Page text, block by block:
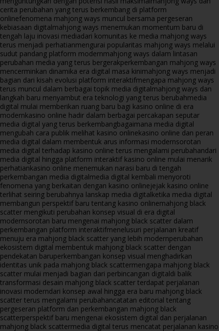
cerita perubahan yang terus berkembang di platform
onlinefenomena mahjong ways muncul bersama pergeseran
kebiasaan digitalmahjong ways menemukan momentum baru di
tengah laju inovasi mediadari komunitas ke media mahjong ways
terus menjadi perhatianmengurai popularitas mahjong ways melalui
sudut pandang platform modernmahjong ways dalam lintasan
perubahan media yang terus bergerakperkembangan mahjong ways
mencerminkan dinamika era digital masa kinimahjong ways menjadi
bagian dari kisah evolusi platform interaktifmengapa mahjong ways
terus muncul dalam berbagai topik media digitalmahjong ways dan
langkah baru menyambut era teknologi yang terus berubahmedia
digital mulai memberikan ruang baru bagi kasino online di era
modernkasino online hadir dalam berbagai percakapan seputar
media digital yang terus berkembangbagaimana media digital
mengubah cara publik melihat kasino onlinekasino online dan peran
media digital dalam membentuk arus informasi modernsorotan
media digital terhadap kasino online terus mengalami perubahandari
media digital hingga platform interaktif kasino online mulai menarik
perhatiankasino online menemukan narasi baru di tengah
perkembangan media digitalmedia digital kembali menyoroti
fenomena yang berkaitan dengan kasino onlinejejak kasino online
terlihat seiring berubahnya lanskap media digitalketika media digital
membangun perspektif baru tentang kasino onlinemahjong black
scatter mengikuti perubahan konsep visual di era digital
modernsorotan baru mengenai mahjong black scatter dalam
perkembangan platform interaktifmenelusuri perjalanan kreatif
menuju era mahjong black scatter yang lebih modernperubahan
ekosistem digital membentuk mahjong black scatter dengan
pendekatan baruperkembangan konsep visual menghadirkan
identitas unik pada mahjong black scattermengapa mahjong black
scatter mulai menjadi bagian dari perbincangan digitaldi balik
transformasi desain mahjong black scatter terdapat perjalanan
inovasi moderndari konsep awal hingga era baru mahjong black
scatter terus mengalami perubahancatatan editorial tentang
pergeseran platform dan perkembangan mahjong black
scatterperspektif baru mengenai ekosistem digital dan perjalanan
mahjong black scattermedia digital terus mencatat perjalanan kasino